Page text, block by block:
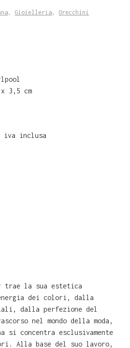
, Gioielleria, Orecchini
3,5 cm
iva inclusa
la sua estetica
dei colori, dalla
dalla perfezione del
nel mondo della moda,
si concentra esclusivamente
Alla base del suo lavoro,